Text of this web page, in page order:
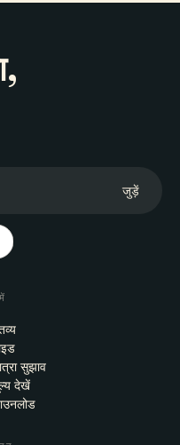
जुड़ें
सुझाव
देखें